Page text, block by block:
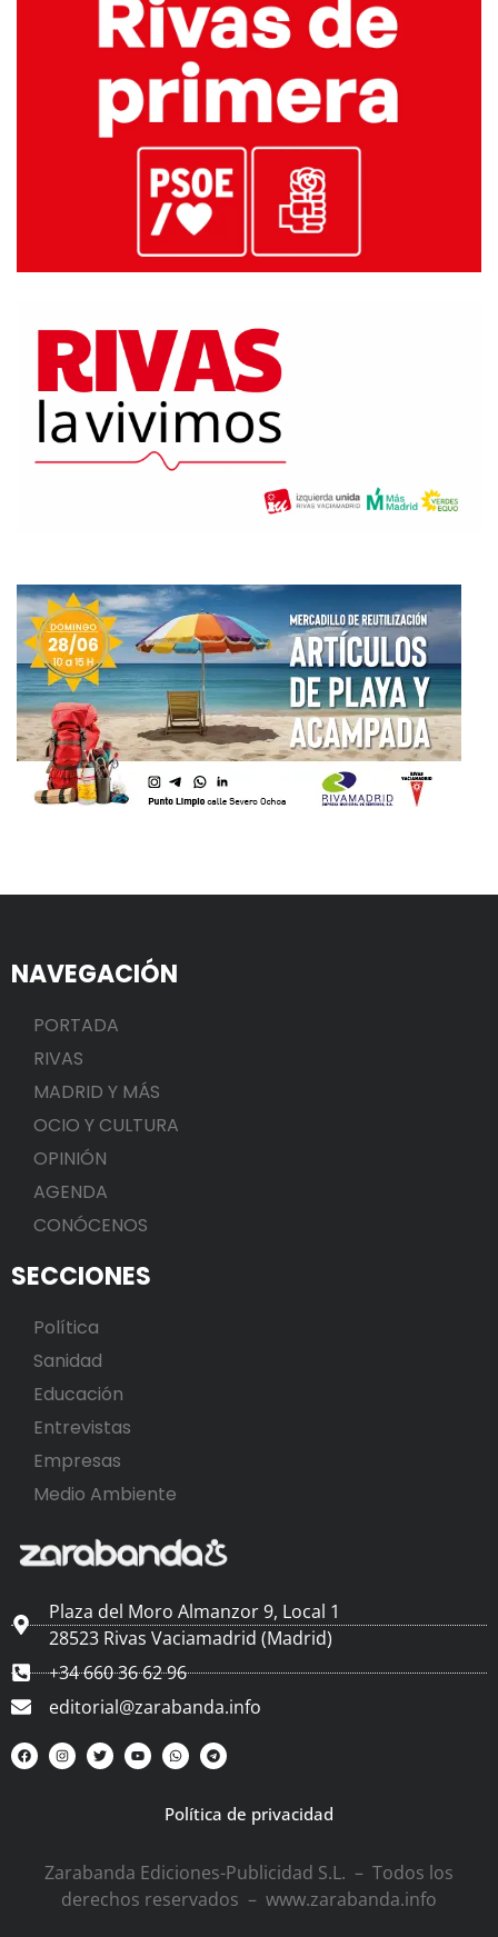
NAVEGACIÓN
PORTADA
RIVAS
MADRID Y MÁS
OCIO Y CULTURA
OPINIÓN
AGENDA
CONÓCENOS
SECCIONES
Política
Sanidad
Educación
Entrevistas
Empresas
Medio Ambiente
Plaza del Moro Almanzor 9, Local 1
28523 Rivas Vaciamadrid (Madrid)
+34 660 36 62 96
editorial@zarabanda.info
Política de privacidad
Zarabanda Ediciones-Publicidad S.L. – Todos los
derechos reservados – www.zarabanda.info